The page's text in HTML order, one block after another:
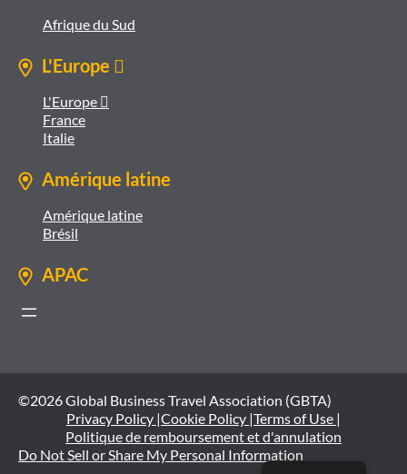
Afrique du Sud
L'Europe 
L'Europe 
France
Italie
Amérique latine
Amérique latine
Brésil
APAC
©2026 Global Business Travel Association (GBTA)
Privacy Policy |Cookie Policy |Terms of Use |
Politique de remboursement et d'annulation
Do Not Sell or Share My Personal Information